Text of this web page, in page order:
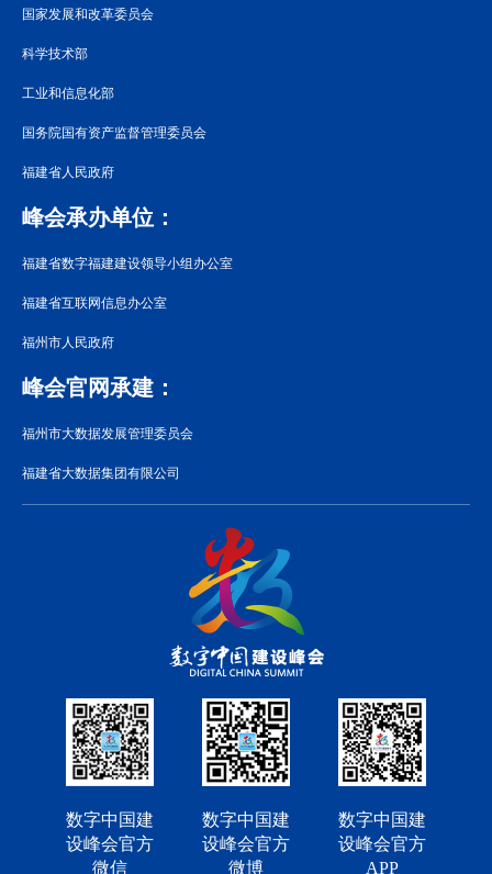
国家发展和改革委员会
科学技术部
工业和信息化部
国务院国有资产监督管理委员会
福建省人民政府
峰会承办单位：
福建省数字福建建设领导小组办公室
福建省互联网信息办公室
福州市人民政府
峰会官网承建：
福州市大数据发展管理委员会
福建省大数据集团有限公司
数字中国建
设峰会官方
微信
数字中国建
设峰会官方
微博
数字中国建
设峰会官方
APP